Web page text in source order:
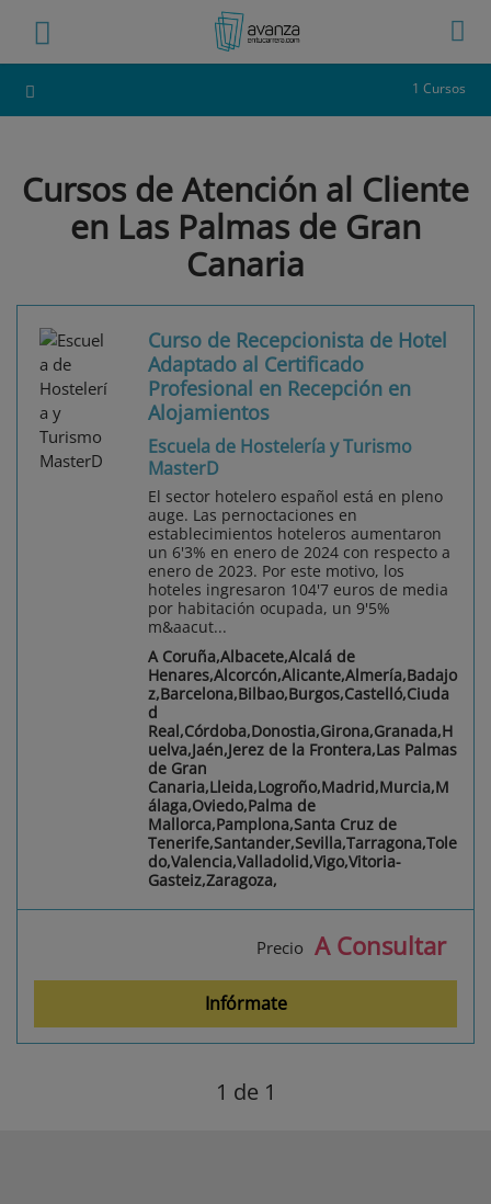
1 Cursos
Cursos de Atención al Cliente
en Las Palmas de Gran
Canaria
Curso de Recepcionista de Hotel
Adaptado al Certificado
Profesional en Recepción en
Alojamientos
Escuela de Hostelería y Turismo
MasterD
El sector hotelero español está en pleno
auge. Las pernoctaciones en
establecimientos hoteleros aumentaron
un 6'3% en enero de 2024 con respecto a
enero de 2023. Por este motivo, los
hoteles ingresaron 104'7 euros de media
por habitación ocupada, un 9'5%
m&aacut...
A Coruña,Albacete,Alcalá de
Henares,Alcorcón,Alicante,Almería,Badajo
z,Barcelona,Bilbao,Burgos,Castelló,Ciuda
d
Real,Córdoba,Donostia,Girona,Granada,H
uelva,Jaén,Jerez de la Frontera,Las Palmas
de Gran
Canaria,Lleida,Logroño,Madrid,Murcia,M
álaga,Oviedo,Palma de
Mallorca,Pamplona,Santa Cruz de
Tenerife,Santander,Sevilla,Tarragona,Tole
do,Valencia,Valladolid,Vigo,Vitoria-
Gasteiz,Zaragoza,
Precio A Consultar
Infórmate
1 de 1